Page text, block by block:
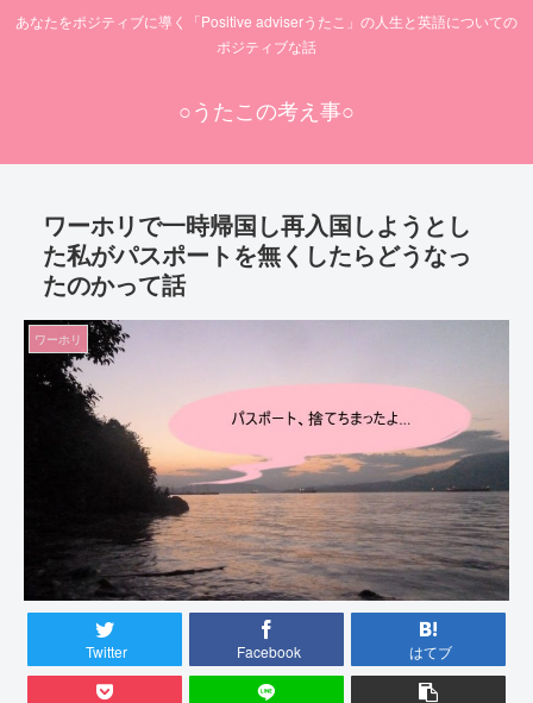
あなたをポジティブに導く「Positive adviserうたこ」の人生と英語についての
ポジティブな話
○うたこの考え事○
ワーホリで一時帰国し再入国しようとし
た私がパスポートを無くしたらどうなっ
たのかって話
ワーホリ
Twitter Facebook はてブ